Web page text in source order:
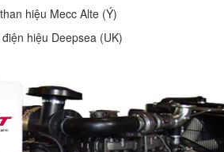
hiệu Mecc Alte (Ý)
hiệu Deepsea (UK)